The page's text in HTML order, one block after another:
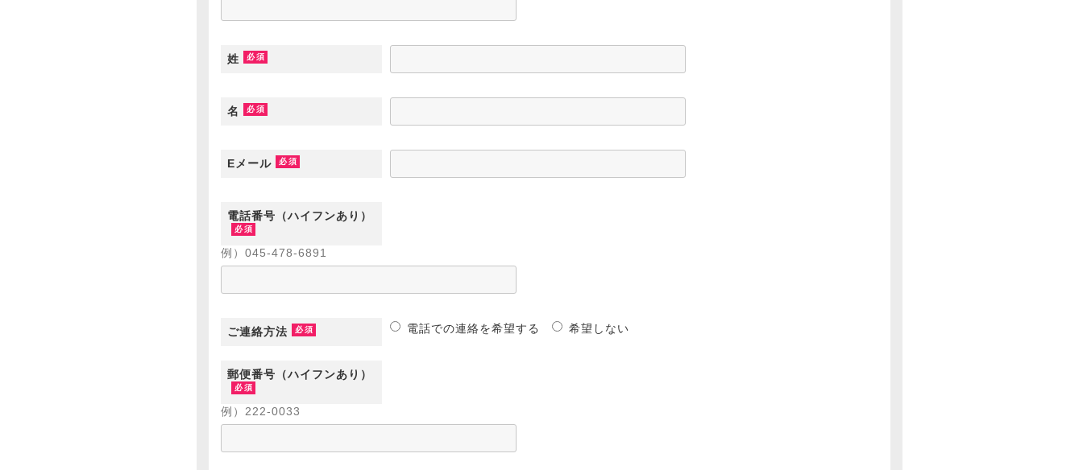
姓
名
Eメール
電話番号（ハイフンあり）
例）045-478-6891
ご連絡方法 電話での連絡を希望する 希望しない
郵便番号（ハイフンあり）
例）222-0033